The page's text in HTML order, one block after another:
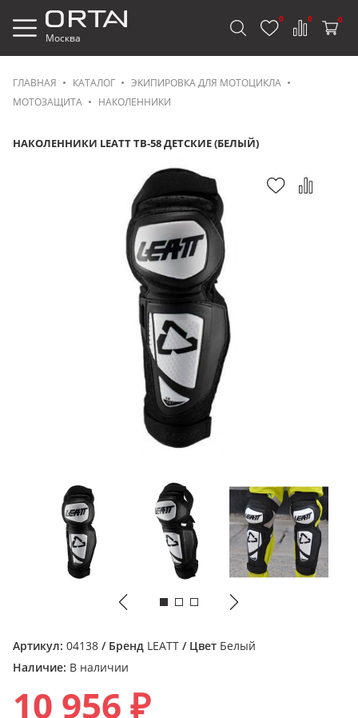
Москва
0 0 0
ГЛАВНАЯ КАТАЛОГ
ЭКИПИРОВКА ДЛЯ МОТОЦИКЛА
МОТОЗАЩИТА
НАКОЛЕННИКИ
НАКОЛЕННИКИ LEATT TB-58 ДЕТСКИЕ (БЕЛЫЙ)
Артикул: 04138 / Бренд LEATT / Цвет Белый
Наличие: В наличии
10 956 ₽